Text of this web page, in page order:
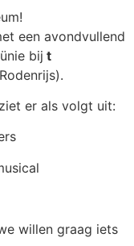
een avondvullend
bij t
er als volgt uit:
willen graag iets